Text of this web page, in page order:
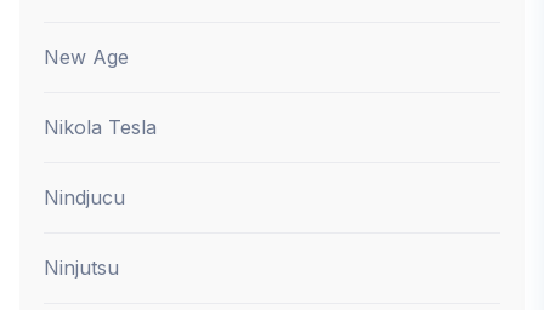
New Age
Nikola Tesla
Nindjucu
Ninjutsu